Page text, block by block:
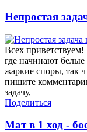
Непростая
Всех
где начинают белые
жаркие споры, так
пишите
задачу,
Поделиться
Мат в 1 ход -